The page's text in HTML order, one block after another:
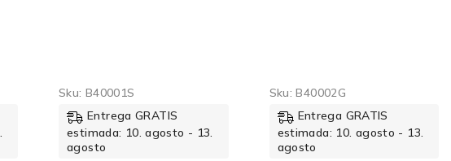
Sku: B40001S
Entrega GRATIS
estimada: 10. agosto - 13.
agosto
Sku:B40002G
Entrega GRATIS
estimada: 10. agosto - 13.
agosto